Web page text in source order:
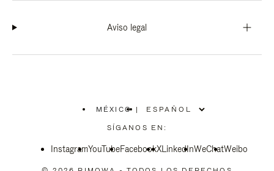
Aviso legal
MÉXICO
ELIGE
LA
|
SÍGANOS EN:
InstagramYouTubeFacebookXLinkedInWeChatWeibo